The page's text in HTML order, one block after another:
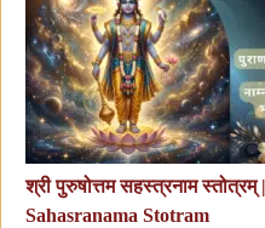
श्री पुरुषोत्तम सहस्त्रनाम
Sahasranama Stotram